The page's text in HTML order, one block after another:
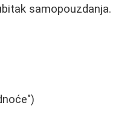
samopouzdanja.